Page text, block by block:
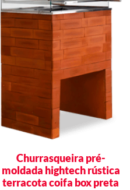
Churrasqueira pré-
moldada hightech rústica
terracota coifa box preta